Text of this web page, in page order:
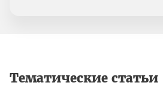
Тематические статьи